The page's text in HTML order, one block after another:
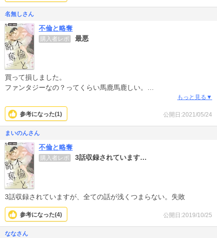
名無しさん
不倫と略奪
購入者レポ 最悪
買って損しました。
ファンタジーなの？ってくらい馬鹿馬鹿しい。
もっと見る▼
公開日:2021/05/24
参考になった(1)
まいのんさん
不倫と略奪
購入者レポ 3話収録されています…
3話収録されていますが、全ての話が浅くつまらない。失敗
公開日:2019/10/25
参考になった(4)
ななさん